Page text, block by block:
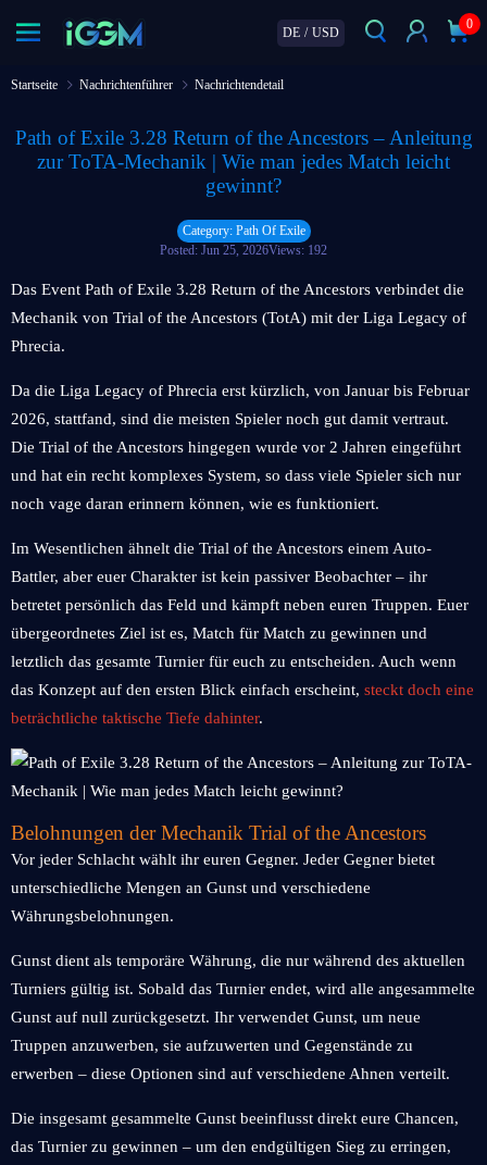
DE / USD
0
Startseite Nachrichtenführer Nachrichtendetail
Path of Exile 3.28 Return of the Ancestors – Anleitung
zur ToTA-Mechanik | Wie man jedes Match leicht
gewinnt?
Category: Path Of Exile
Posted: Jun 25, 2026Views: 192
Das Event Path of Exile 3.28 Return of the Ancestors verbindet die
Mechanik von Trial of the Ancestors (TotA) mit der Liga Legacy of
Phrecia.
Da die Liga Legacy of Phrecia erst kürzlich, von Januar bis Februar
2026, stattfand, sind die meisten Spieler noch gut damit vertraut.
Die Trial of the Ancestors hingegen wurde vor 2 Jahren eingeführt
und hat ein recht komplexes System, so dass viele Spieler sich nur
noch vage daran erinnern können, wie es funktioniert.
Im Wesentlichen ähnelt die Trial of the Ancestors einem Auto-
Battler, aber euer Charakter ist kein passiver Beobachter – ihr
betretet persönlich das Feld und kämpft neben euren Truppen. Euer
übergeordnetes Ziel ist es, Match für Match zu gewinnen und
letztlich das gesamte Turnier für euch zu entscheiden. Auch wenn
das Konzept auf den ersten Blick einfach erscheint, steckt doch eine
beträchtliche taktische Tiefe dahinter.
Belohnungen der Mechanik Trial of the Ancestors
Vor jeder Schlacht wählt ihr euren Gegner. Jeder Gegner bietet
unterschiedliche Mengen an Gunst und verschiedene
Währungsbelohnungen.
Gunst dient als temporäre Währung, die nur während des aktuellen
Turniers gültig ist. Sobald das Turnier endet, wird alle angesammelte
Gunst auf null zurückgesetzt. Ihr verwendet Gunst, um neue
Truppen anzuwerben, sie aufzuwerten und Gegenstände zu
erwerben – diese Optionen sind auf verschiedene Ahnen verteilt.
Die insgesamt gesammelte Gunst beeinflusst direkt eure Chancen,
das Turnier zu gewinnen – um den endgültigen Sieg zu erringen,